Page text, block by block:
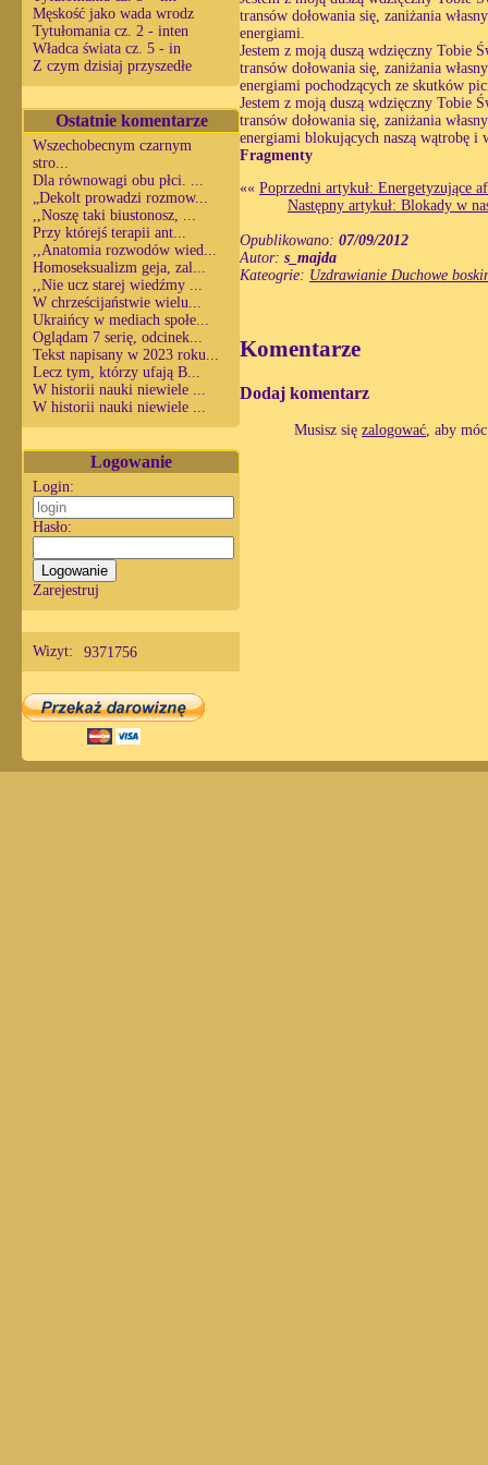
Męskość jako wada wrodz
Tytułomania cz. 2 - inten
Władca świata cz. 5 - in
Z czym dzisiaj przyszedłe
Ostatnie komentarze
Wszechobecnym czarnym
stro...
Dla równowagi obu płci. ...
„Dekolt prowadzi rozmow...
,,Noszę taki biustonosz, ...
Przy którejś terapii ant...
,,Anatomia rozwodów wied...
Homoseksualizm geja, zal...
,,Nie ucz starej wiedźmy ...
W chrześcijaństwie wielu...
Ukraińcy w mediach społe...
Oglądam 7 serię, odcinek...
Tekst napisany w 2023 roku...
Lecz tym, którzy ufają B...
W historii nauki niewiele ...
W historii nauki niewiele ...
Logowanie
Login:
Hasło:
Zarejestruj
Wizyt: 9371756
transów dołowania się, zaniżania
energiami.
Jestem z moją duszą wdzięczny Tobie
transów dołowania się, zaniżania
energiami pochodzących ze skutków
Jestem z moją duszą wdzięczny Tobie
transów dołowania się, zaniżania
energiami blokujących naszą wątrobę i
Fragmenty
«« Poprzedni artykuł: Energetyzujące
Następny artykuł: Blokady w
Opublikowano: 07/09/2012
Autor: s_majda
Kateogrie: Uzdrawianie Duchowe
Komentarze
Dodaj komentarz
Musisz się zalogować, aby